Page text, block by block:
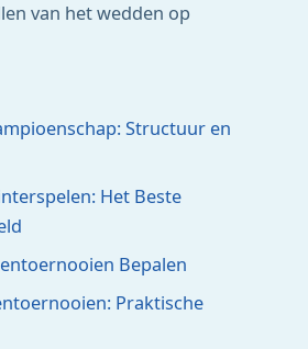
van het wedden op
Structuur en
Het Beste
Bepalen
Praktische